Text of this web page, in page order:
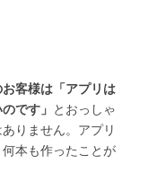
お客様は「アプリは
です」 とおっしゃ
りません。アプリ
本も作ったことが